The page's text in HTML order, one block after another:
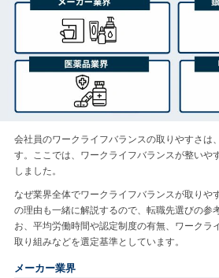
会社員のワークライフバランスの取りやすさは
す。ここでは、ワークライフバランスが整いや
しました。
なぜ業界全体でワークライフバランスが取りや
の理由も一緒に解説するので、転職先選びの参
お、平均労働時間や認定制度の有無、ワークラ
取り組みなどを選定基準としています。
メーカー業界